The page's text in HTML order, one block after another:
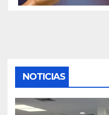
NOTICIAS